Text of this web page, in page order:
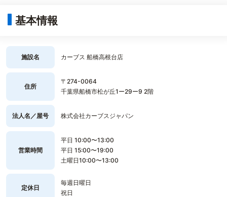
基本情報
施設名 カーブス 船橋高根台店
住所
〒274-0064
千葉県船橋市松が丘1ー29ー9 2階
法人名／屋号 株式会社カーブスジャパン
営業時間
平日 10:00〜13:00
平日 15:00〜19:00
土曜日10:00〜13:00
定休日
毎週日曜日
祝日